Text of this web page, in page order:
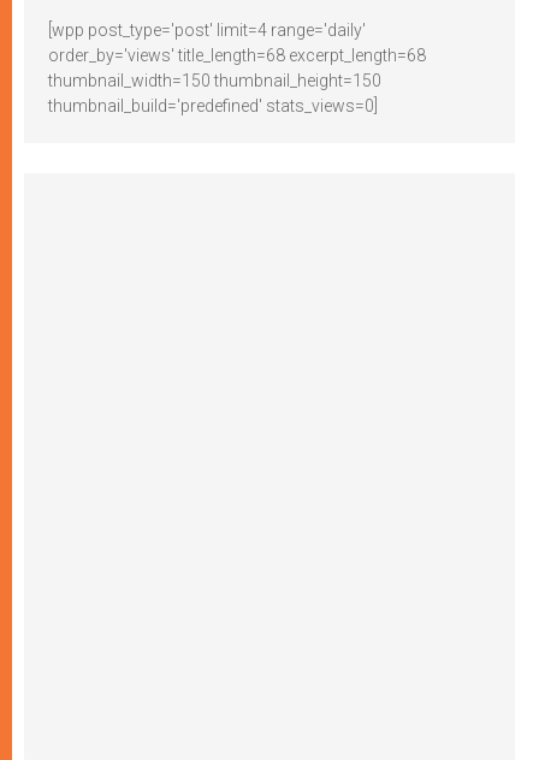
[wpp post_type='post' limit=4 range='daily'
order_by='views' title_length=68 excerpt_length=68
thumbnail_width=150 thumbnail_height=150
thumbnail_build='predefined' stats_views=0]